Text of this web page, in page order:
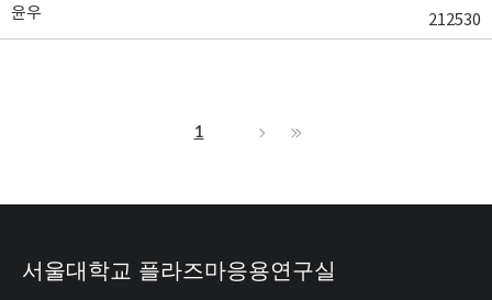
윤우 212530
1
서울대학교 플라즈마응용연구실